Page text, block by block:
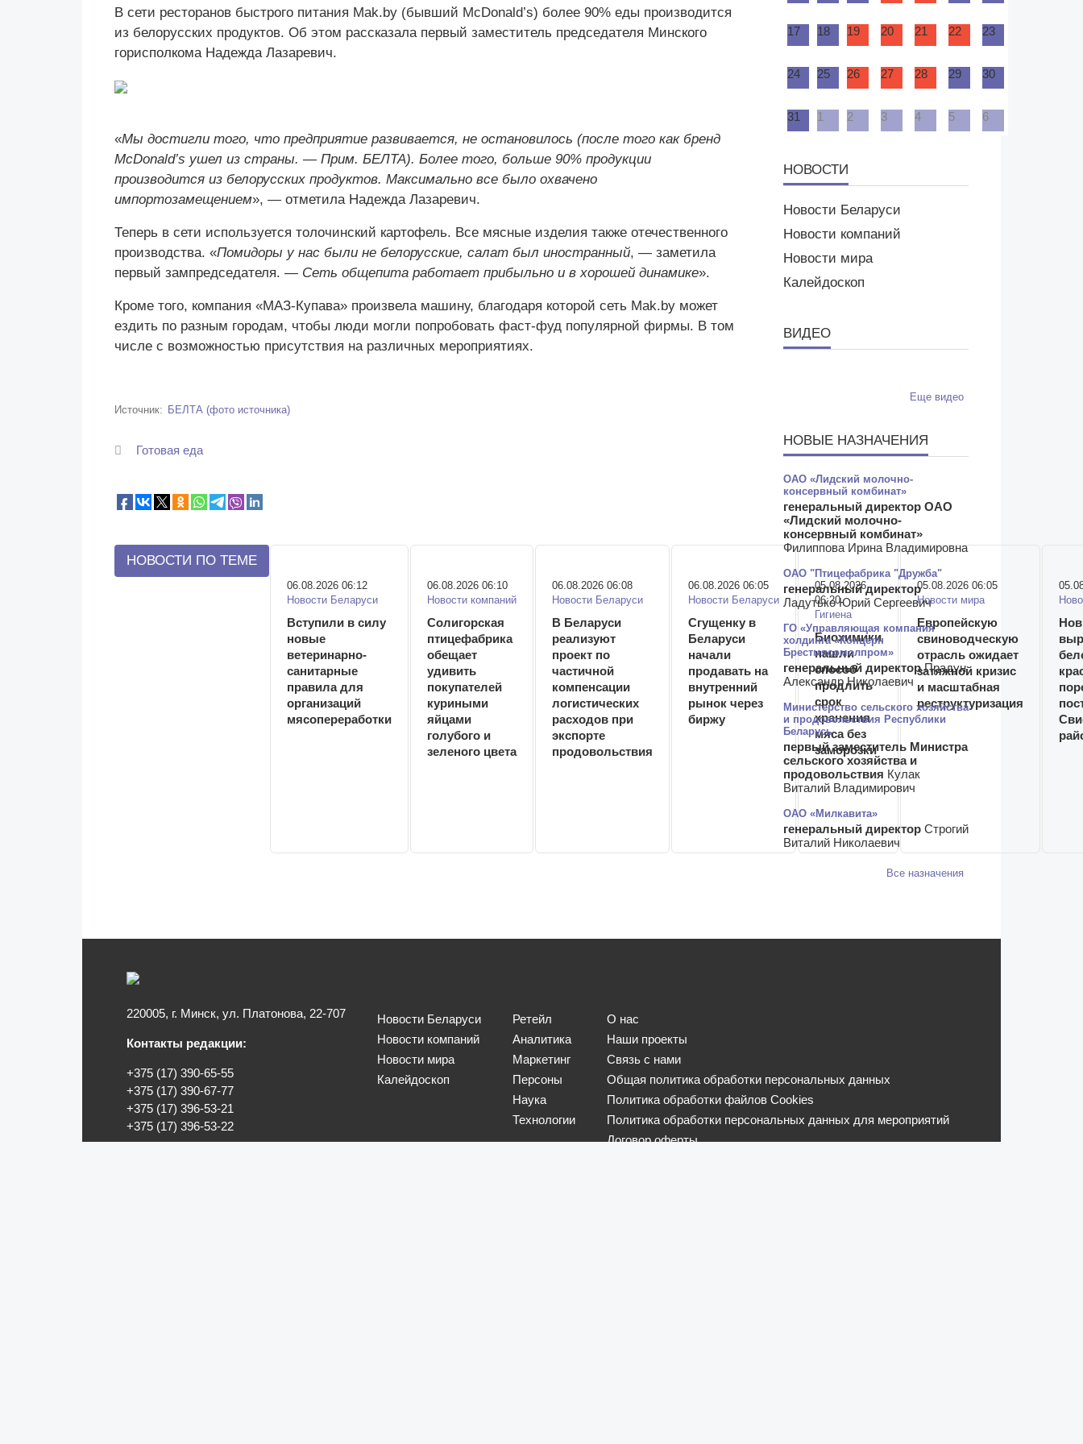
В сети ресторанов быстрого питания Mak.by (бывший McDonald’s) более 90% еды производится
из белорусских продуктов. Об этом рассказала первый заместитель председателя Минского
горисполкома Надежда Лазаревич.
«Мы достигли того, что предприятие развивается, не остановилось (после того как бренд
McDonald’s ушел из страны. — Прим. БЕЛТА). Более того, больше 90% продукции
производится из белорусских продуктов. Максимально все было охвачено
импортозамещением», — отметила Надежда Лазаревич.
Теперь в сети используется толочинский картофель. Все мясные изделия также отечественного
производства. «Помидоры у нас были не белорусские, салат был иностранный, — заметила
первый зампредседателя. — Сеть общепита работает прибыльно и в хорошей динамике».
Кроме того, компания «МАЗ-Купава» произвела машину, благодаря которой сеть Mak.by может
ездить по разным городам, чтобы люди могли попробовать фаст-фуд популярной фирмы. В том
числе с возможностью присутствия на различных мероприятиях.
Источник БЕЛТА (фото источника)
Готовая еда
НОВОСТИ ПО ТЕМЕ
06.08.2026 06:12
Новости Беларуси
Вступили в силу
новые
ветеринарно-
санитарные
правила для
организаций
мясопереработки
06.08.2026 06:10
Новости компаний
Солигорская
птицефабрика
обещает
удивить
покупателей
куриными
яйцами
голубого и
зеленого цвета
06.08.2026 06:08
Новости Беларуси
В Беларуси
реализуют
проект по
частичной
компенсации
логистических
расходов при
экспорте
продовольствия
06.08.2026 06:05
Новости Беларуси
Сгущенку в
Беларуси
начали
продавать на
внутренний
рынок через
биржу
05.08.2026
06:20
Гигиена
Биохимики
нашли
способ
продлить
срок
хранения
мяса без
заморозки
05.08.2026 06:05
Новости мира
Европейскую
свиноводческую
отрасль ожидает
затяжной кризис
и масштабная
реструктуризация
17 18 19 20 21 22 23
24 25 26 27 28 29 30
31 1 2 3 4 5 6
НОВОСТИ
Новости Беларуси
Новости компаний
Новости мира
Калейдоскоп
ВИДЕО
Еще видео
НОВЫЕ НАЗНАЧЕНИЯ
ОАО «Лидский молочно-
консервный комбинат»
генеральный директор ОАО
«Лидский молочно-
консервный комбинат»
Филиппова Ирина Владимировна
ОАО "Птицефабрика "Дружба"
генеральный директор
Ладутько Юрий Сергеевич
ГО «Управляющая компания
холдинга «Концерн
Брестмясомолпром»
генеральный директор Прадун
Александр Николаевич
Министерство сельского хозяйства
и продовольствия Республики
Беларусь
первый заместитель Министра
сельского хозяйства и
продовольствия Кулак
Виталий Владимирович
ОАО «Милкавита»
генеральный директор Строгий
Виталий Николаевич
Все назначения
220005, г. Минск, ул. Платонова, 22-707
Контакты редакции:
+375 (17) 390-65-55
+375 (17) 390-67-77
+375 (17) 396-53-21
+375 (17) 396-53-22
Новости Беларуси
Новости компаний
Новости мира
Калейдоскоп
Ретейл
Аналитика
Маркетинг
Персоны
Наука
Технологии
О нас
Наши проекты
Связь с нами
Общая политика обработки персональных данных
Политика обработки файлов Cookies
Политика обработки персональных данных для мероприятий
Договор оферты